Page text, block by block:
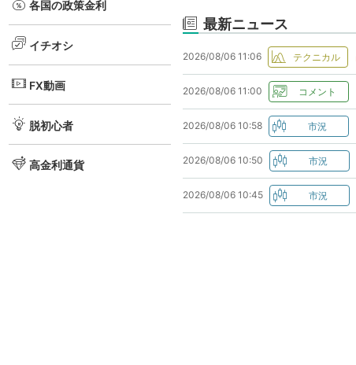
各国の政策金利
イチオシ
FX動画
脱初心者
高金利通貨
最新ニュース
2026/08/06 11:06
2026/08/06 11:00
2026/08/06 10:58
2026/08/06 10:50
2026/08/06 10:45